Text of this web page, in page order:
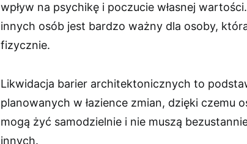
wpływ na psychikę i poczucie własnej
innych osób jest bardzo ważny dla osoby,
fizycznie.
Likwidacja barier architektonicznych to
planowanych w łazience zmian, dzięki czemu
mogą żyć samodzielnie i nie muszą
innych.